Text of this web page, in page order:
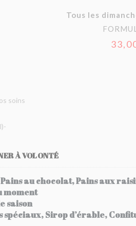
Tous les
soins
À VOLONTÉ
au chocolat, Pains aux
moment
saison
spéciaux, Sirop d’érable,